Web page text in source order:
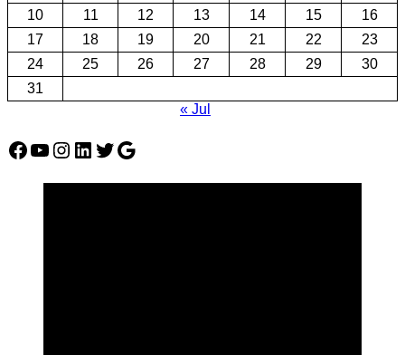
10
11 12 13 14 15
16
17
18 19 20 21 22
23
24
25 26 27 28 29
30
31
« Jul
Facebook
YouTube
Instagram
LinkedIn
Twitter
Google